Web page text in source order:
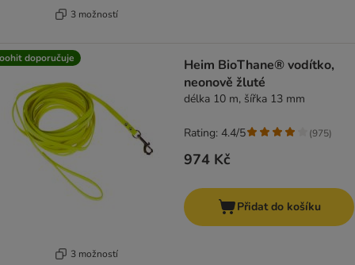
3 možností
doporučuje
3 možností
Heim BioThane® vodítko,
neonově žluté
délka 10 m, šířka 13 mm
974 Kč
Rating: 4.4/5 (975)
Přidat do košíku